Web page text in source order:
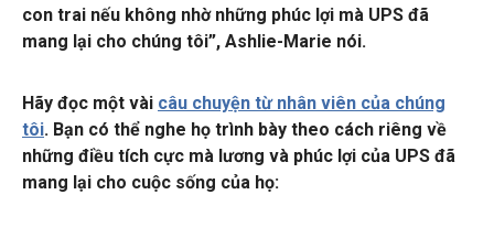
con trai nếu không nhờ những phúc lợi mà UPS đã
mang lại cho chúng tôi”, Ashlie-Marie nói.
Hãy đọc một vài câu chuyện từ nhân viên của chúng
tôi. Bạn có thể nghe họ trình bày theo cách riêng về
những điều tích cực mà lương và phúc lợi của UPS đã
mang lại cho cuộc sống của họ: